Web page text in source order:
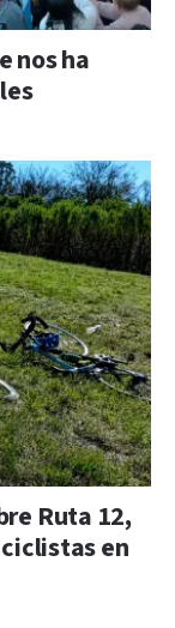
nos ha
Ruta 12,
en